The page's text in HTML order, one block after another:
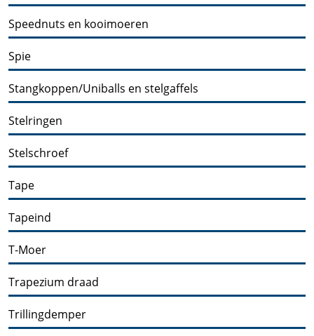
Speednuts en kooimoeren
Spie
Stangkoppen/Uniballs en stelgaffels
Stelringen
Stelschroef
Tape
Tapeind
T-Moer
Trapezium draad
Trillingdemper